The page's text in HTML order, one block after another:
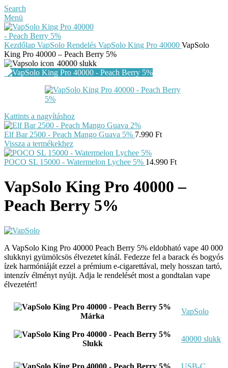
Search
Menü
Kezdőlap VapSolo Rendelés VapSolo King Pro 40000 VapSolo
King Pro 40000 – Peach Berry 5%
40000 slukk
Kattints a nagyításhoz
Elf Bar 2500 - Peach Mango Guava 5% 7.990 Ft
Vissza a termékekhez
POCO SL 15000 - Watermelon Lychee 5% 14.990 Ft
VapSolo King Pro 40000 –
Peach Berry 5%
A VapSolo King Pro 40000 Peach Berry 5% eldobható vape 40 000
slukknyi gyümölcsös élvezetet kínál. Fedezze fel a barack és bogyós
ízek harmóniáját ezzel a prémium e-cigarettával, mely hosszan tartó,
intenzív élményt nyújt. Adja le rendelését most a gondtalan vape
élvezetért!
Márka
VapSolo
Slukk
40000 slukk
USB-C